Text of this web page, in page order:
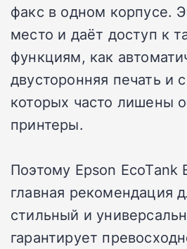
факс в одном корпусе.
место и даёт доступ к
функциям, как
двусторонняя печать и
которых часто лишены
принтеры.
Поэтому Epson
главная рекомендация
стильный и
гарантирует